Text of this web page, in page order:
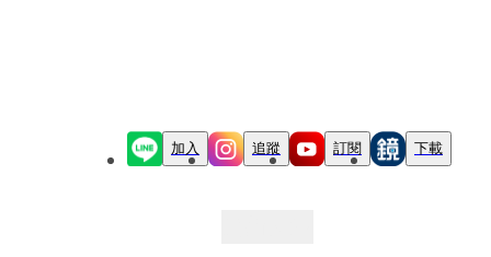
加入 追蹤 訂閱 下載